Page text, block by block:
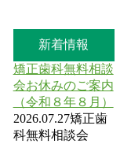
新着情報
矯正歯科無料相談
会お休みのご案内
（令和８年８月）
2026.07.27矯正歯
科無料相談会